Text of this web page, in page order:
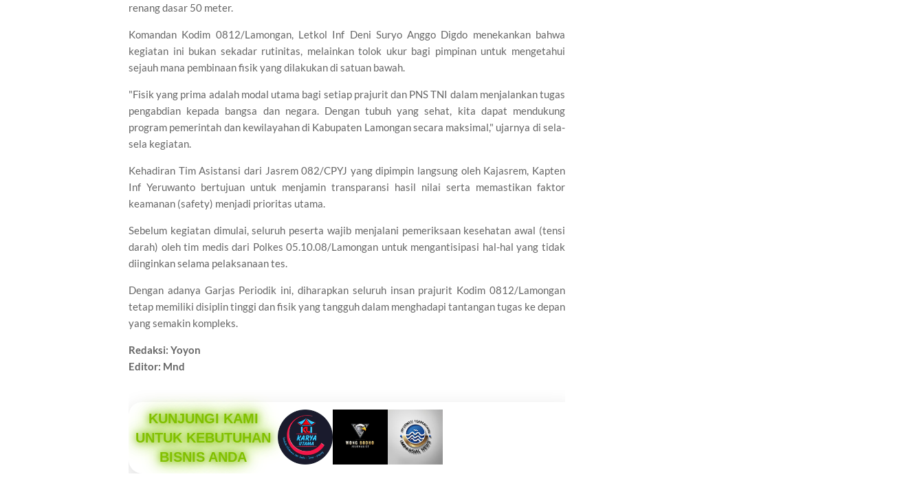
renang dasar 50 meter.
Komandan Kodim 0812/Lamongan, Letkol Inf Deni Suryo Anggo Digdo menekankan bahwa
kegiatan ini bukan sekadar rutinitas, melainkan tolok ukur bagi pimpinan untuk mengetahui
sejauh mana pembinaan fisik yang dilakukan di satuan bawah.
​"Fisik yang prima adalah modal utama bagi setiap prajurit dan PNS TNI dalam menjalankan tugas
pengabdian kepada bangsa dan negara. Dengan tubuh yang sehat, kita dapat mendukung
program pemerintah dan kewilayahan di Kabupaten Lamongan secara maksimal," ujarnya di sela-
sela kegiatan.
Kehadiran Tim Asistansi dari Jasrem 082/CPYJ yang dipimpin langsung oleh Kajasrem, Kapten
Inf Yeruwanto bertujuan untuk menjamin transparansi hasil nilai serta memastikan faktor
keamanan (safety) menjadi prioritas utama.
Sebelum kegiatan dimulai, seluruh peserta wajib menjalani pemeriksaan kesehatan awal (tensi
darah) oleh tim medis dari Polkes 05.10.08/Lamongan untuk mengantisipasi hal-hal yang tidak
diinginkan selama pelaksanaan tes.
​Dengan adanya Garjas Periodik ini, diharapkan seluruh insan prajurit Kodim 0812/Lamongan
tetap memiliki disiplin tinggi dan fisik yang tangguh dalam menghadapi tantangan tugas ke depan
yang semakin kompleks.
Redaksi: Yoyon
Editor: Mnd
KUNJUNGI KAMI
UNTUK KEBUTUHAN
BISNIS ANDA